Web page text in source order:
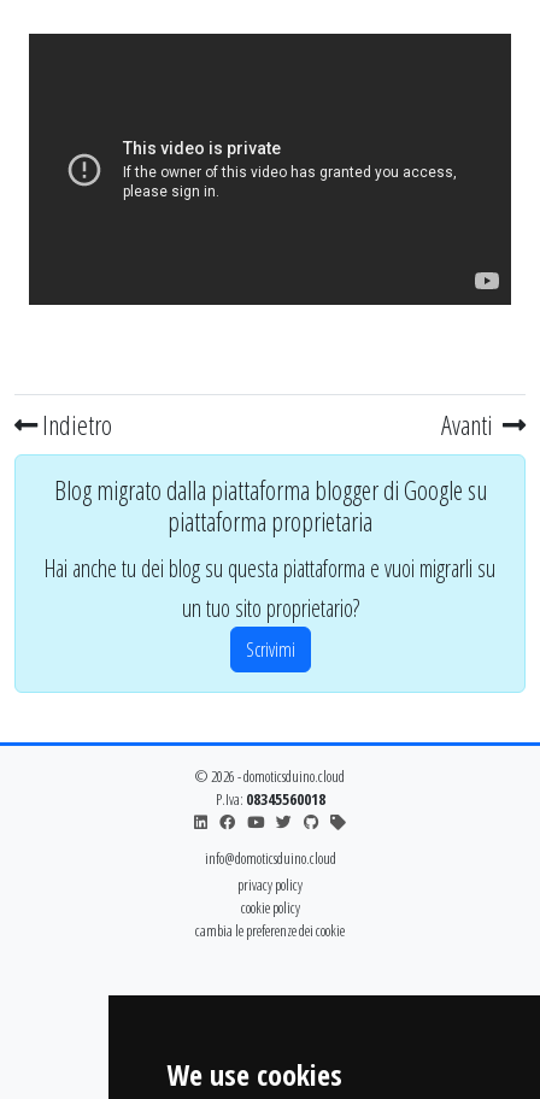
We use cookies
Indietro Avanti
Blog migrato dalla piattaforma blogger di Google su
piattaforma proprietaria
Hai anche tu dei blog su questa piattaforma e vuoi migrarli su
un tuo sito proprietario?
Scrivimi
© 2026 - domoticsduino.cloud
P.Iva: 08345560018
info@domoticsduino.cloud
privacy policy
cookie policy
cambia le preferenze dei cookie